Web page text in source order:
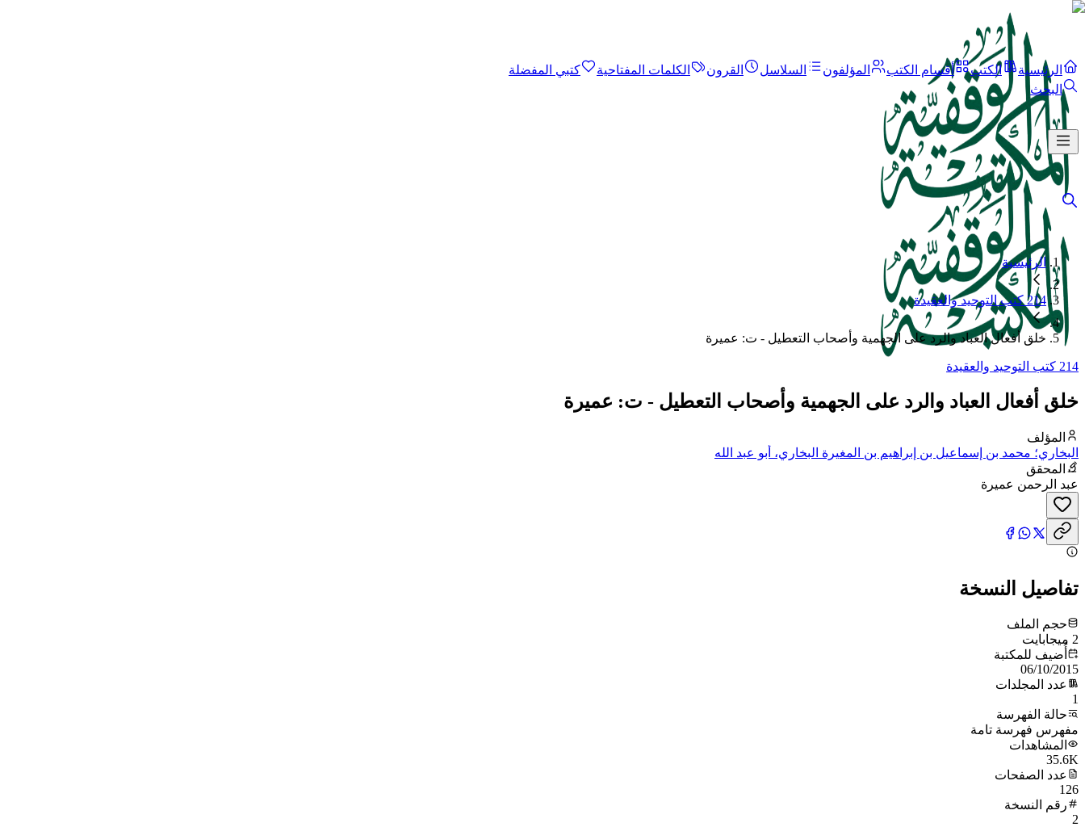
الرئيسية الكتب أقسام الكتب المؤلفون السلاسل القرون الكلمات المفتاحية
كتبي المفضلة
البحث
الرئيسية
214 كتب التوحيد والعقيدة
خلق أفعال العباد والرد على الجهمية وأصحاب التعطيل - ت: عميرة
214 كتب التوحيد والعقيدة
خلق أفعال العباد والرد على الجهمية وأصحاب التعطيل - ت: عميرة
المؤلف
البخاري؛ محمد بن إسماعيل بن إبراهيم بن المغيرة البخاري، أبو عبد الله
المحقق
عبد الرحمن عميرة
تفاصيل النسخة
حجم الملف
2 ميجابايت
أُضيف للمكتبة
06/10/2015
عدد المجلدات
1
حالة الفهرسة
مفهرس فهرسة تامة
المشاهدات
35.6K
عدد الصفحات
126
رقم النسخة
2